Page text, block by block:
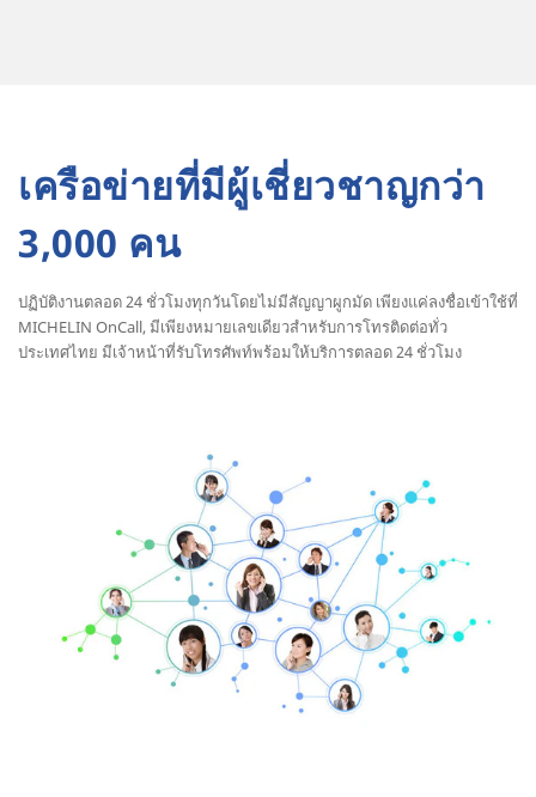
เครือข่ายที่มีผู้เชี่ยวชาญกว่า
3,000 คน
ปฏิบัติงานตลอด 24 ชั่วโมงทุกวันโดยไม่มีสัญญาผูกมัด เพียงแค่ลงชื่อเข้าใช้ที่
MICHELIN OnCall, มีเพียงหมายเลขเดียวสำหรับการโทรติดต่อทั่ว
ประเทศไทย มีเจ้าหน้าที่รับโทรศัพท์พร้อมให้บริการตลอด 24 ชั่วโมง